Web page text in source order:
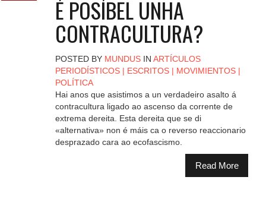
É POSÍBEL UNHA
CONTRACULTURA?
POSTED BY MUNDUSIN ARTÍCULOS
PERIODÍSTICOS| ESCRITOS| MOVIMIENTOS|
POLÍTICA
Hai anos que asistimos a un verdadeiro asalto á
contracultura ligado ao ascenso da corrente de
extrema dereita. Esta dereita que se di
«alternativa» non é máis ca o reverso reaccionario
desprazado cara ao ecofascismo.
Read More